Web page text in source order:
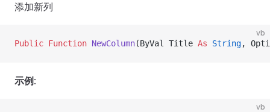
添加新列
vb
Public Function NewColumn(ByVal Title As String,
示例 :
vb